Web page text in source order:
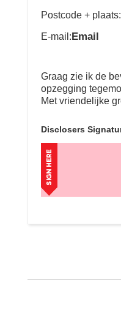
Postcode + plaats:
E-mail:Email
Graag zie ik de
opzegging
Met vriendelijke
Disclosers